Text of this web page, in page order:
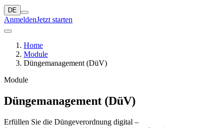
DE
AnmeldenJetzt starten
Home
Module
Düngemanagement (DüV)
Module
Düngemanagement (DüV)
Erfüllen Sie die Düngeverordnung digital –